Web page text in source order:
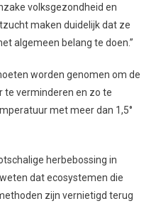
volksgezondheid en
maken duidelijk dat ze
algemeen belang te doen.”
worden genomen om de
te verminderen en zo te
met meer dan 1,5°
herbebossing in
dat ecosystemen die
zijn vernietigd terug